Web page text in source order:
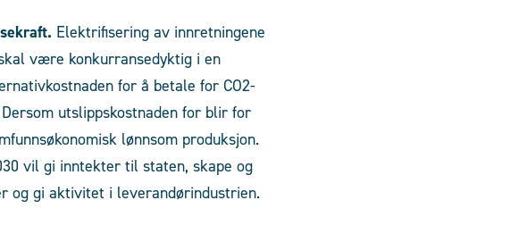
Elektrifisering av innretningene
være konkurransedyktig i en
for å betale for CO2-
utslippskostnaden for blir for
lønnsom produksjon.
vil gi inntekter til staten, skape og
og gi aktivitet i leverandørindustrien.